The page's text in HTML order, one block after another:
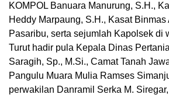
KOMPOL Banuara Manurung, S.H.,
Heddy Marpaung, S.H., Kasat Binmas
Pasaribu, serta sejumlah Kapolsek di
Turut hadir pula Kepala Dinas
Saragih, Sp., M.Si., Camat Tanah
Pangulu Muara Mulia Ramses
perwakilan Danramil Serka M.